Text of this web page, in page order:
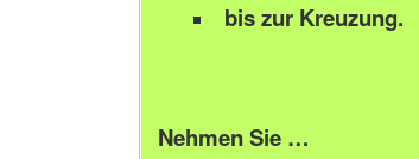
bis zur Kreuzung.
Nehmen Sie …